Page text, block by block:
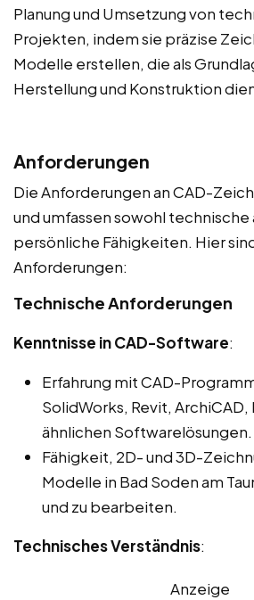
Planung und Umsetzung von
Projekten, indem sie präzise
Modelle erstellen, die als
Herstellung und Konstruktion
Anforderungen
Die Anforderungen an CAD-
und umfassen sowohl technische
persönliche Fähigkeiten. Hier
Anforderungen:
Technische Anforderungen
Kenntnisse in CAD-Software:
Erfahrung mit CAD-
SolidWorks, Revit,
ähnlichen Softwarelösungen.
Fähigkeit, 2D- und 3D-
Modelle in Bad Soden am
und zu bearbeiten.
Technisches Verständnis:
Anzeige